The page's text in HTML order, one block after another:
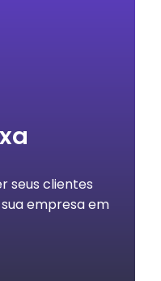
seus clientes
empresa em